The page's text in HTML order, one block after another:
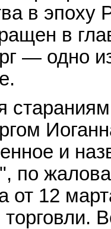
в
в
— одно
и
по
от 12